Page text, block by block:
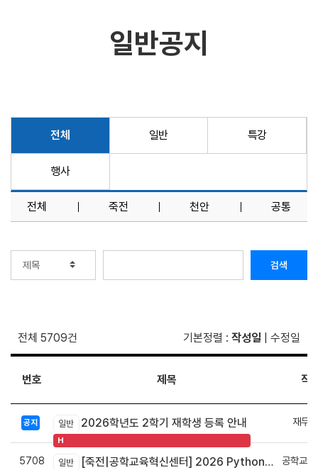
일반공지
전체 일반 특강
행사
전체 죽전 천안 공통
검색
전체 5709건 기본정렬 : 작성일 수정일
번호 제목 작
공지 일반 2026학년도 2학기 재학생 등록 안내
H
재무
5708 일반 [죽전|공학교육혁신센터] 2026 Python으로 구현하는 AI 영상인식과 로봇팔 제어 프로그램 신청 안내 공학교